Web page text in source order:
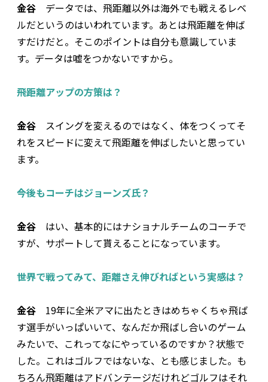
金谷 データでは、飛距離以外は海外でも戦えるレベ
ルだというのはいわれています。あとは飛距離を伸ば
すだけだと。そこのポイントは自分も意識していま
す。データは嘘をつかないですから。
――飛距離アップの方策は？
金谷 スイングを変えるのではなく、体をつくってそ
れをスピードに変えて飛距離を伸ばしたいと思ってい
ます。
――今後もコーチはジョーンズ氏？
金谷 はい、基本的にはナショナルチームのコーチで
すが、サポートして貰えることになっています。
――世界で戦ってみて、距離さえ伸びればという実感は？
金谷 19年に全米アマに出たときはめちゃくちゃ飛ば
す選手がいっぱいいて、なんだか飛ばし合いのゲーム
みたいで、これってなにやっているのですか？状態で
した。これはゴルフではないな、とも感じました。も
ちろん飛距離はアドバンテージだけれどゴルフはそれ